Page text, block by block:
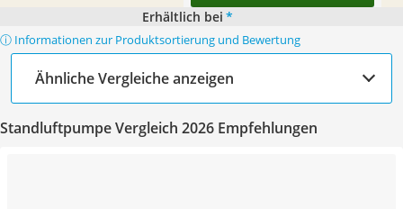
Erhältlich bei *
ⓘ Informationen zur Produktsortierung und Bewertung
Ähnliche Vergleiche anzeigen
Standluftpumpe Vergleich 2026 Empfehlungen